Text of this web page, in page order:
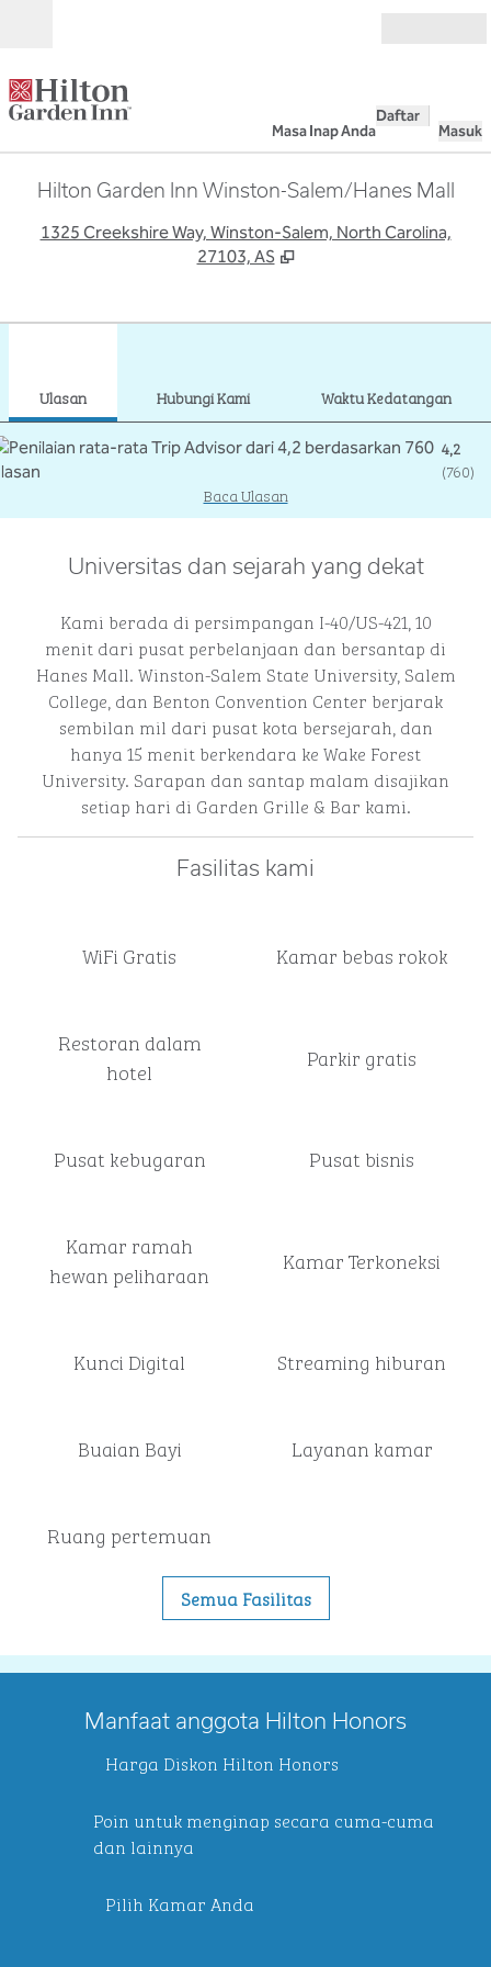
Masa Inap Anda
Daftar
Masuk
Hilton Garden Inn Winston-Salem/Hanes Mall
1325 Creekshire Way, Winston-Salem, North Carolina,
27103, AS
Ulasan Hubungi Kami Waktu Kedatangan
4,2
(760)
Baca Ulasan
Universitas dan sejarah yang dekat
Kami berada di persimpangan I-40/US-421, 10
menit dari pusat perbelanjaan dan bersantap di
Hanes Mall. Winston-Salem State University, Salem
College, dan Benton Convention Center berjarak
sembilan mil dari pusat kota bersejarah, dan
hanya 15 menit berkendara ke Wake Forest
University. Sarapan dan santap malam disajikan
setiap hari di Garden Grille & Bar kami.
Fasilitas kami
WiFi Gratis Kamar bebas rokok
Restoran dalam
hotel
Parkir gratis
Pusat kebugaran Pusat bisnis
Kamar ramah
hewan peliharaan
Kamar Terkoneksi
Kunci Digital Streaming hiburan
Buaian Bayi Layanan kamar
Ruang pertemuan
Semua Fasilitas
Manfaat anggota Hilton Honors
Harga Diskon Hilton Honors
Poin untuk menginap secara cuma-cuma
dan lainnya
Pilih Kamar Anda